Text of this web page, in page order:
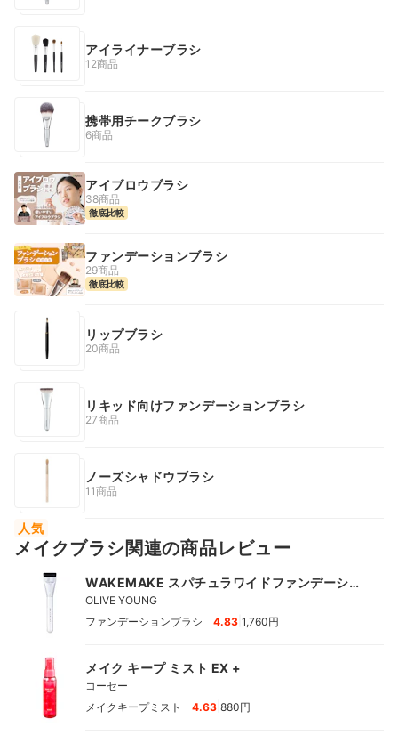
アイライナーブラシ
12商品
携帯用チークブラシ
6商品
アイブロウブラシ
38商品
徹底比較
ファンデーションブラシ
29商品
徹底比較
リップブラシ
20商品
リキッド向けファンデーションブラシ
27商品
ノーズシャドウブラシ
11商品
人気
メイクブラシ関連の商品レビュー
WAKEMAKE スパチュラワイドファンデーショ
ンブラシ
OLIVE YOUNG
ファンデーションブラシ
4.83 1,760円
メイク キープ ミスト EX +
コーセー
メイクキープミスト
4.63 880円